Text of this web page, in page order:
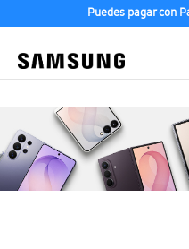
Puedes pagar con